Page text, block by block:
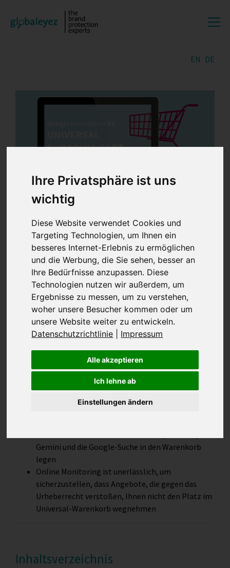
Ihre Privatsphäre ist uns
wichtig
Diese Website verwendet Cookies und
Targeting Technologien, um Ihnen ein
besseres Internet-Erlebnis zu ermöglichen
und die Werbung, die Sie sehen, besser an
Ihre Bedürfnisse anzupassen. Diese
Technologien nutzen wir außerdem, um
Ergebnisse zu messen, um zu verstehen,
woher unsere Besucher kommen oder um
unsere Website weiter zu entwickeln.
Datenschutzrichtlinie
Impressum
Alle akzeptieren
Ich lehne ab
Einstellungen ändern
EN DE
16.06.2026 |globaleyez
Google stellt seinen
universellen
Warenkorb vor
Highlights
Der Universal-Warenkorb von Google hilft
Gemini und die Google-Suche in den Warenkorb
legen
Online Monitoring ist unerlässlich, um
sicherzustellen, dass Angebote, die gegen das
Urheberrecht verstoßen, Ihnen nicht den Platz im
Universal-Warenkorb wegnehmen
Inhaltsverzeichnis